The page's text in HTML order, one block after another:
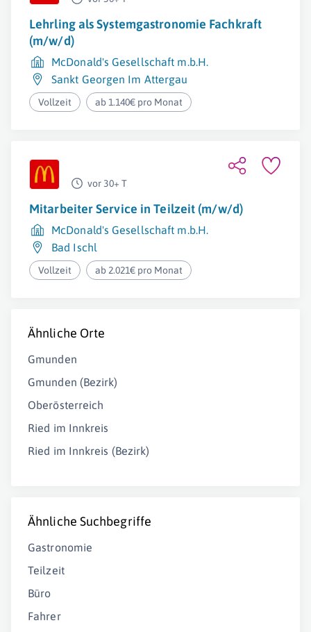
Lehrling als Systemgastronomie Fachkraft
(m/w/d)
McDonald's Gesellschaft m.b.H.
Sankt Georgen Im Attergau
Vollzeit ab 1.140€ pro Monat
vor 30+ T
Mitarbeiter Service in Teilzeit (m/w/d)
McDonald's Gesellschaft m.b.H.
Bad Ischl
Vollzeit ab 2.021€ pro Monat
Ähnliche Orte
Gmunden
Gmunden (Bezirk)
Oberösterreich
Ried im Innkreis
Ried im Innkreis (Bezirk)
Ähnliche Suchbegriffe
Gastronomie
Teilzeit
Büro
Fahrer